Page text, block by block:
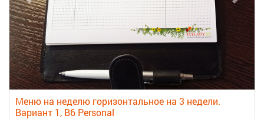
Меню на неделю горизонтальное на 3 недели.
Вариант 1, B6 Personal